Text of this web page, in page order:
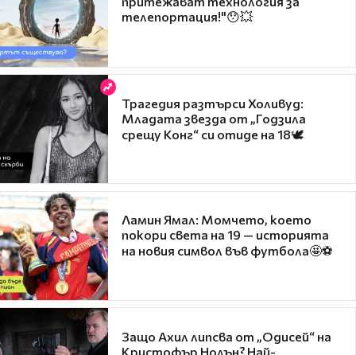
телепортация!"😯💥
Трагедия разтърси Холивуд:
Младата звезда от „Годзила
срещу Конг“ си отиде на 18🕊️
Ламин Ямал: Момчето, което
покори света на 19 — историята
на новия символ във футбола🤩⚽
Защо Ахил липсва от „Одисей“ на
Кристофър Нолън? Най-